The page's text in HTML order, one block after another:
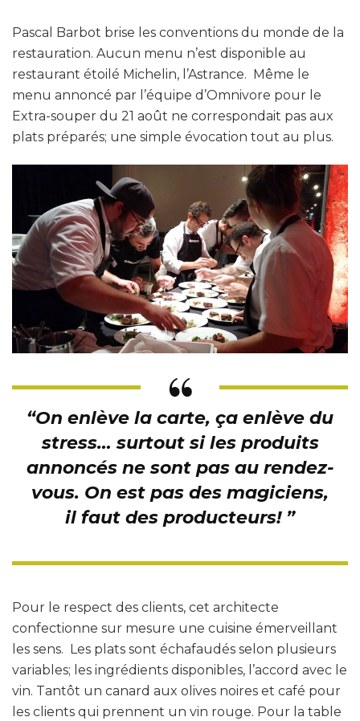
Pascal Barbot brise les conventions du monde de la
restauration. Aucun menu n’est disponible au
restaurant étoilé Michelin, l’Astrance. Même le
menu annoncé par l’équipe d’Omnivore pour le
Extra-souper du 21 août ne correspondait pas aux
plats préparés; une simple évocation tout au plus.
“On enlève la carte, ça enlève du
stress… surtout si les produits
annoncés ne sont pas au rendez-
vous. On est pas des magiciens,
il faut des producteurs! ”
Pour le respect des clients, cet architecte
confectionne sur mesure une cuisine émerveillant
les sens. Les plats sont échafaudés selon plusieurs
variables; les ingrédients disponibles, l’accord avec le
vin. Tantôt un canard aux olives noires et café pour
les clients qui prennent un vin rouge. Pour la table